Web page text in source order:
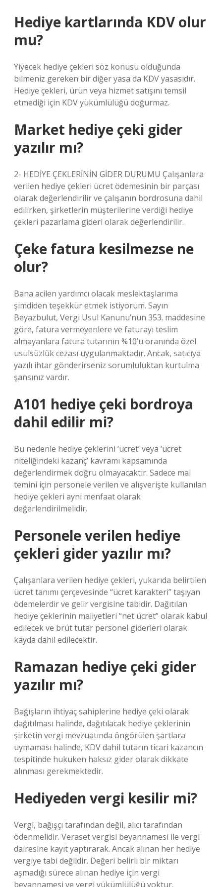
Hediye kartlarında KDV olur
mu?
Yiyecek hediye çekleri söz konusu olduğunda
bilmeniz gereken bir diğer yasa da KDV yasasıdır.
Hediye çekleri, ürün veya hizmet satışını temsil
etmediği için KDV yükümlülüğü doğurmaz.
Market hediye çeki gider
yazılır mı?
2- HEDİYE ÇEKLERİNİN GİDER DURUMU Çalışanlara
verilen hediye çekleri ücret ödemesinin bir parçası
olarak değerlendirilir ve çalışanın bordrosuna dahil
edilirken, şirketlerin müşterilerine verdiği hediye
çekleri pazarlama gideri olarak değerlendirilir.
Çeke fatura kesilmezse ne
olur?
Bana acilen yardımcı olacak meslektaşlarıma
şimdiden teşekkür etmek istiyorum. Sayın
Beyazbulut, Vergi Usul Kanunu’nun 353. maddesine
göre, fatura vermeyenlere ve faturayı teslim
almayanlara fatura tutarının %10’u oranında özel
usulsüzlük cezası uygulanmaktadır. Ancak, satıcıya
yazılı ihtar gönderirseniz sorumluluktan kurtulma
şansınız vardır.
A101 hediye çeki bordroya
dahil edilir mi?
Bu nedenle hediye çeklerini ‘ücret’ veya ‘ücret
niteliğindeki kazanç’ kavramı kapsamında
değerlendirmek doğru olmayacaktır. Sadece mal
temini için personele verilen ve alışverişte kullanılan
hediye çekleri ayni menfaat olarak
değerlendirilmelidir.
Personele verilen hediye
çekleri gider yazılır mı?
Çalışanlara verilen hediye çekleri, yukarıda belirtilen
ücret tanımı çerçevesinde “ücret karakteri” taşıyan
ödemelerdir ve gelir vergisine tabidir. Dağıtılan
hediye çeklerinin maliyetleri “net ücret” olarak kabul
edilecek ve brüt tutar personel giderleri olarak
kayda dahil edilecektir.
Ramazan hediye çeki gider
yazılır mı?
Bağışların ihtiyaç sahiplerine hediye çeki olarak
dağıtılması halinde, dağıtılacak hediye çeklerinin
şirketin vergi mevzuatında öngörülen şartlara
uymaması halinde, KDV dahil tutarın ticari kazancın
tespitinde hukuken haksız gider olarak dikkate
alınması gerekmektedir.
Hediyeden vergi kesilir mi?
Vergi, bağışçı tarafından değil, alıcı tarafından
ödenmelidir. Veraset vergisi beyannamesi ile vergi
dairesine kayıt yaptırarak. Ancak alınan her hediye
vergiye tabi değildir. Değeri belirli bir miktarı
aşmadığı sürece alınan hediye için vergi
beyannamesi ve vergi yükümlülüğü yoktur.